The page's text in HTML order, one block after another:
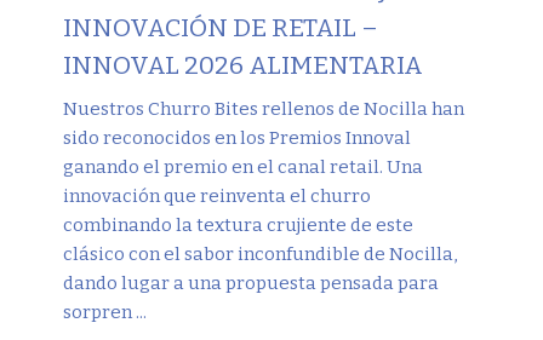
INNOVACIÓN DE RETAIL –
INNOVAL 2026 ALIMENTARIA
Nuestros Churro Bites rellenos de Nocilla han
sido reconocidos en los Premios Innoval
ganando el premio en el canal retail. Una
innovación que reinventa el churro
combinando la textura crujiente de este
clásico con el sabor inconfundible de Nocilla,
dando lugar a una propuesta pensada para
sorpren ...